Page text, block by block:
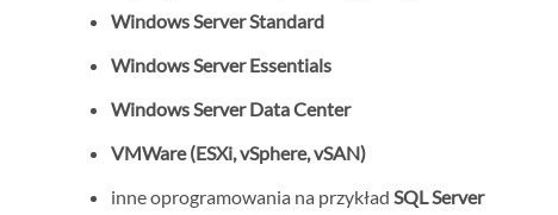
Windows Server Standard
Windows Server Essentials
Windows Server Data Center
VMWare (ESXi, vSphere, vSAN)
inne oprogramowania na przykład SQL Server